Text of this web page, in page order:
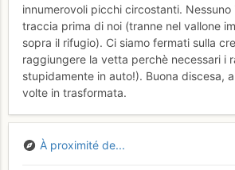
innumerovoli picchi circostanti. Nessuno
traccia prima di noi (tranne nel vallone
sopra il rifugio). Ci siamo fermati sulla
raggiungere la vetta perchè necessari i
stupidamente in auto!). Buona discesa,
volte in trasformata.
À proximité de...